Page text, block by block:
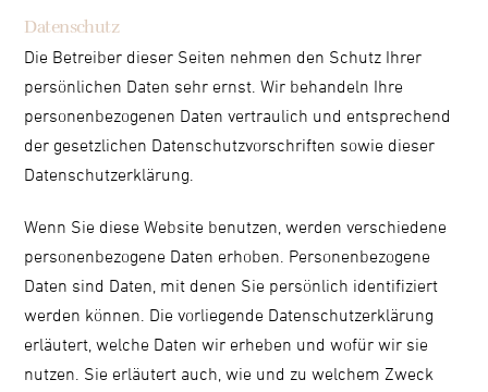
Datenschutz
Die Betreiber dieser Seiten nehmen den Schutz Ihrer
persönlichen Daten sehr ernst. Wir behandeln Ihre
personenbezogenen Daten vertraulich und entsprechend
der gesetzlichen Datenschutzvorschriften sowie dieser
Datenschutzerklärung.
Wenn Sie diese Website benutzen, werden verschiedene
personenbezogene Daten erhoben. Personenbezogene
Daten sind Daten, mit denen Sie persönlich identifiziert
werden können. Die vorliegende Datenschutzerklärung
erläutert, welche Daten wir erheben und wofür wir sie
nutzen. Sie erläutert auch, wie und zu welchem Zweck